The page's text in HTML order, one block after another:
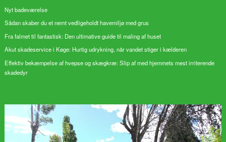
Nyt badeværelse
Sådan skaber du et nemt vedligeholdt havemiljø med grus
Fra falmet til fantastisk: Den ultimative guide til maling af huset
Akut skadeservice i Køge: Hurtig udrykning, når vandet stiger i kælderen
Effektiv bekæmpelse af hvepse og skægkræ: Slip af med hjemmets mest irriterende
skadedyr